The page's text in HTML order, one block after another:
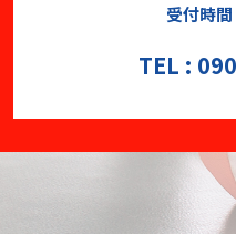
受付時
TEL :